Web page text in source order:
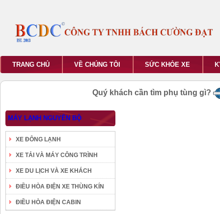
TRANG CHỦ VỀ CHÚNG TÔI SỨC KHỎE XE
Quý khách cần tìm phụ tùng gì?
MÁY LẠNH NGUYÊN BỘ
XE ĐÔNG LẠNH
XE TẢI VÀ MÁY CÔNG TRÌNH
XE DU LỊCH VÀ XE KHÁCH
ĐIỀU HÒA ĐIỆN XE THÙNG KÍN
ĐIỀU HÒA ĐIỆN CABIN